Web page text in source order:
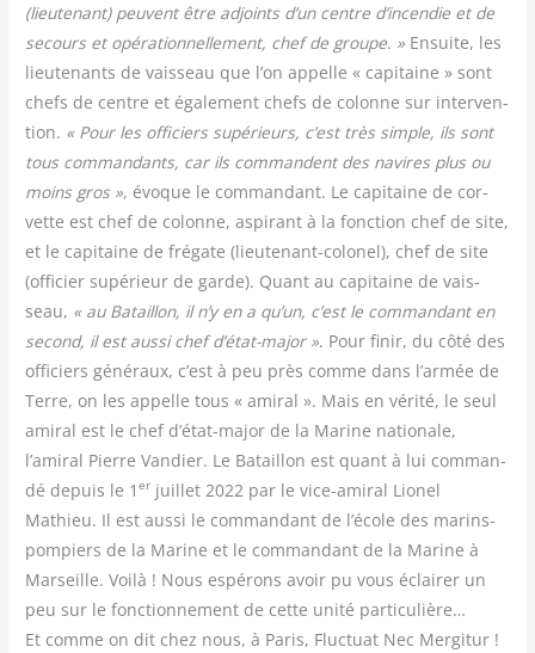
(lieu­te­nant) peuvent être adjoints d’un centre d’incendie et de
secours et opé­ra­tion­nel­le­ment, chef de groupe. » Ensuite, les
lieu­te­nants de vais­seau que l’on appelle « capi­taine » sont
chefs de centre et éga­le­ment chefs de colonne sur inter­ven­
tion. « Pour les offi­ciers supé­rieurs, c’est très simple, ils sont
tous com­man­dants, car ils com­mandent des navires plus ou
moins gros », évoque le com­man­dant. Le capi­taine de cor­
vette est chef de colonne, aspi­rant à la fonc­tion chef de site,
et le capi­taine de fré­gate (lieu­te­nant-colo­nel), chef de site
(offi­cier supé­rieur de garde). Quant au capi­taine de vais­
seau, « au Bataillon, il n’y en a qu’un, c’est le com­man­dant en
second, il est aus­si chef d’état-major ». Pour finir, du côté des
offi­ciers géné­raux, c’est à peu près comme dans l’armée de
Terre, on les appelle tous « ami­ral ». Mais en véri­té, le seul
ami­ral est le chef d’état-major de la Marine natio­nale,
l’amiral Pierre Van­dier. Le Bataillon est quant à lui com­man­
dé depuis le 1er juillet 2022 par le vice-ami­ral Lio­nel
Mathieu. Il est aus­si le com­man­dant de l’école des marins-
pom­piers de la Marine et le com­man­dant de la Marine à
Mar­seille. Voi­là ! Nous espé­rons avoir pu vous éclai­rer un
peu sur le fonc­tion­ne­ment de cette uni­té par­ti­cu­lière…
Et comme on dit chez nous, à Paris, Fluc­tuat Nec Mergitur !